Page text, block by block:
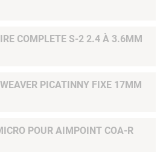
COMPLETE S-2 2.4 À 3.6MM
PICATINNY FIXE 17MM
POUR AIMPOINT COA-R